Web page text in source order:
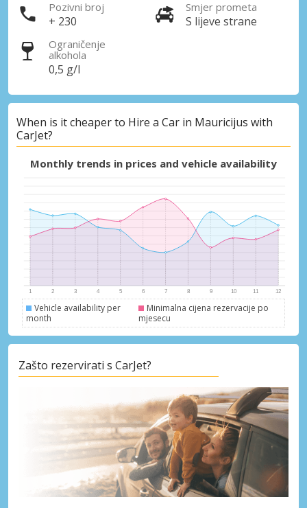
Pozivni broj
+ 230
Smjer prometa
S lijeve strane
Ograničenje
alkohola
0,5 g/l
When is it cheaper to Hire a Car in Mauricijus with
CarJet?
Monthly trends in prices and vehicle availability
Vehicle availability per
month
Minimalna cijena rezervacije po
mjesecu
Zašto rezervirati s CarJet?
Posebni popusti
Pristupite ekskluzivnim ponudama naših
Prijava putem eLinka